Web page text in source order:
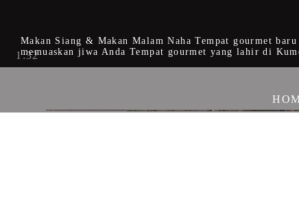
Makan Siang & Makan Malam Naha Tempat gourmet baru
memuaskan jiwa Anda Tempat gourmet yang lahir di
1:32